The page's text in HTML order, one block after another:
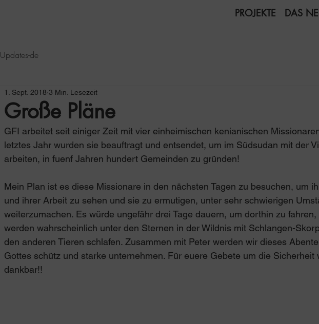
PROJEKTE DAS
Updates-de
Große Pläne
1. Sept. 2018 3 Min. Lesezeit
GFI arbeitet seit einiger Zeit mit vier einheimischen kenianischen
letztes Jahr wurden sie beauftragt und entsendet, um im Südsudan mit der
arbeiten, in fuenf Jahren hundert Gemeinden zu gründen!
Mein Plan ist es diese Missionare in den nächsten Tagen zu besuchen, um
und ihrer Arbeit zu sehen und sie zu ermutigen, unter sehr schwierigen
weiterzumachen. Es würde ungefähr drei Tage dauern, um dorthin zu
werden wahrscheinlich unter den Sternen in der Wildnis mit Schlangen-
den anderen Tieren schlafen. Zusammen mit Peter werden wir dieses
Gottes schütz und starke unternehmen. Für euere Gebete um die Sicherheit
dankbar!!